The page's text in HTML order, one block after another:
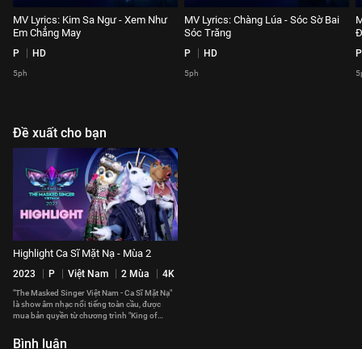
MV Lyrics: Kim Sa Ngư - Xem Như
Em Chẳng May
P HD
5ph
MV Lyrics: Chàng Lúa - Sóc Sờ Bai
Sóc Trăng
P HD
5ph
P
Đề xuất cho bạn
Highlight Ca Sĩ Mặt Nạ - Mùa 2
2023 P Việt Nam 2 Mùa 4K
"The Masked Singer Việt Nam - Ca Sĩ Mặt Nạ"
là show âm nhạc nổi tiếng toàn cầu, được
mua bản quyền từ chương trình "King of
dễ dàng bắt gặp những giọng hát "tuy lạ mà
Bình luận